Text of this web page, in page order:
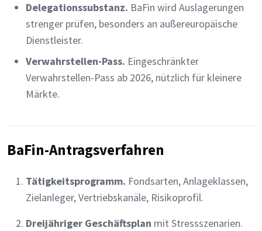
Delegationssubstanz. BaFin wird Auslagerungen
strenger prüfen, besonders an außereuropäische
Dienstleister.
Verwahrstellen-Pass. Eingeschränkter
Verwahrstellen-Pass ab 2026, nützlich für kleinere
Märkte.
BaFin-Antragsverfahren
Tätigkeitsprogramm. Fondsarten, Anlageklassen,
Zielanleger, Vertriebskanäle, Risikoprofil.
Dreijähriger Geschäftsplan mit Stressszenarien.